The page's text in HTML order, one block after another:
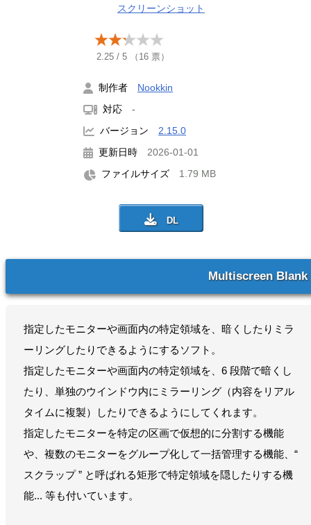
スクリーンショット
2.25 / 5 （ 16 票）
制作者 Nookkin
対応 -
バージョン 2.15.0
更新日時 2026-01-01
ファイルサイズ 1.79 MB
Multiscreen Blank
指定したモニターや画面内の特定領域を、暗くしたりミラ
ーリングしたりできるようにするソフト。
指定したモニターや画面内の特定領域を、6 段階で暗くし
たり、単独のウインドウ内にミラーリング（内容をリアル
タイムに複製）したりできるようにしてくれます。
指定したモニターを特定の区画で仮想的に分割する機能
や、複数のモニターをグループ化して一括管理する機能、“
スクラップ ” と呼ばれる矩形で特定領域を隠したりする機
能... 等も付いています。